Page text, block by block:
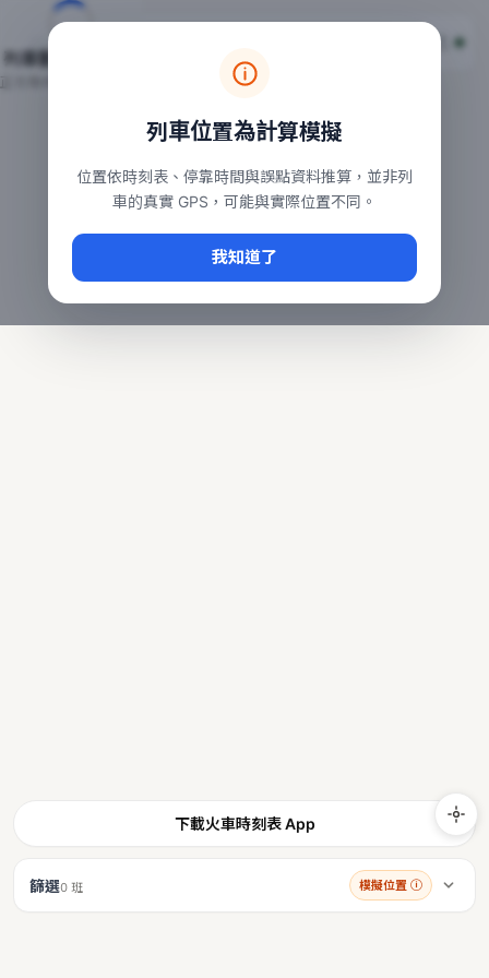
台鐵列車即時位置地圖
本頁顯示目前全台鐵運行中的列車位置，涵蓋自強、普悠瑪、
常用查詢：
、台中車站即時動態
台鐵即時動態
下載火車時刻表 App
篩選0 班 模擬位置 ⓘ
列車位置為計算模擬
位置依時刻表、停靠時間與誤點資料推算，並非列
車的真實 GPS，可能與實際位置不同。
我知道了
列車動態載入中…